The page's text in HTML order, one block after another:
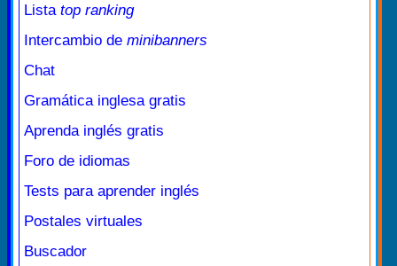
Lista top ranking
Intercambio de minibanners
Chat
Gramática inglesa gratis
Aprenda inglés gratis
Foro de idiomas
Tests para aprender inglés
Postales virtuales
Buscador